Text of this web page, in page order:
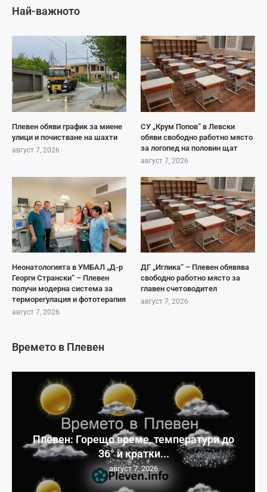
Най-важното
Плевен обяви график за миене
улици и почистване на шахти
август 7, 2026
СУ „Крум Попов“ в Левски
обяви свободно работно място
за логопед на половин щат
август 7, 2026
Неонатологията в УМБАЛ „Д-р
Георги Странски“ – Плевен
получи модерна система за
терморегулация и фототерапия
август 7, 2026
ДГ „Иглика“ – Плевен обявява
свободно работно място за
главен счетоводител
август 7, 2026
Времето в Плевен
Плевен: Горещо време, температури до
36° и кратки...
август 7, 2026